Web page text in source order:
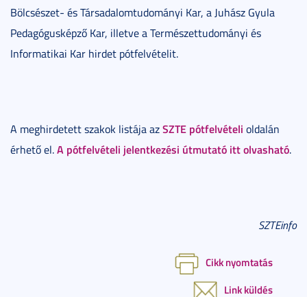
Bölcsészet- és Társadalomtudományi Kar, a Juhász Gyula
Pedagógusképző Kar, illetve a Természettudományi és
Informatikai Kar hirdet pótfelvételit.
A meghirdetett szakok listája azSZTE pótfelvételi oldalán
érhető el.A pótfelvételi jelentkezési útmutató itt olvasható.
SZTEinfo
Cikk nyomtatás
Link küldés